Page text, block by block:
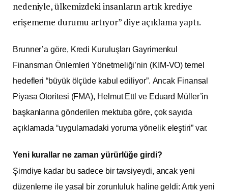
nedeniyle, ülkemizdeki insanların artık krediye
erişememe durumu artıyor” diye açıklama yaptı.
Brunner’a göre, Kredi Kuruluşları Gayrimenkul
Finansman Önlemleri Yönetmeliği’nin (KIM-VO) temel
hedefleri “büyük ölçüde kabul ediliyor”. Ancak Finansal
Piyasa Otoritesi (FMA), Helmut Ettl ve Eduard Müller’in
başkanlarına gönderilen mektuba göre, çok sayıda
açıklamada “uygulamadaki yoruma yönelik eleştiri” var.
Yeni kurallar ne zaman yürürlüğe girdi?
Şimdiye kadar bu sadece bir tavsiyeydi, ancak yeni
düzenleme ile yasal bir zorunluluk haline geldi: Artık yeni